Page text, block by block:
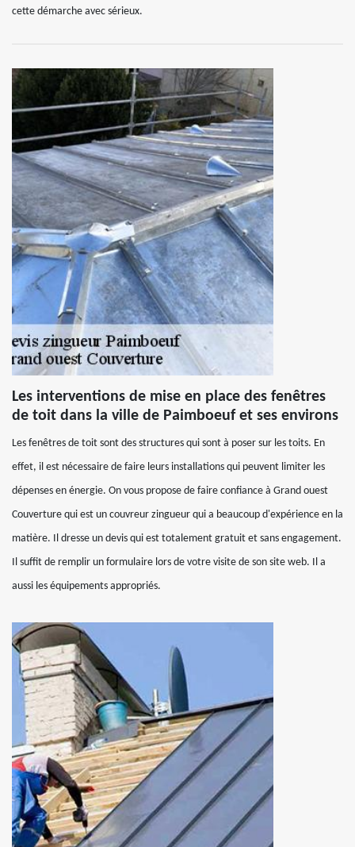
cette démarche avec sérieux.
Les interventions de mise en place des fenêtres
de toit dans la ville de Paimboeuf et ses environs
Les fenêtres de toit sont des structures qui sont à poser sur les toits. En
effet, il est nécessaire de faire leurs installations qui peuvent limiter les
dépenses en énergie. On vous propose de faire confiance à Grand ouest
Couverture qui est un couvreur zingueur qui a beaucoup d'expérience en la
matière. Il dresse un devis qui est totalement gratuit et sans engagement.
Il suffit de remplir un formulaire lors de votre visite de son site web. Il a
aussi les équipements appropriés.